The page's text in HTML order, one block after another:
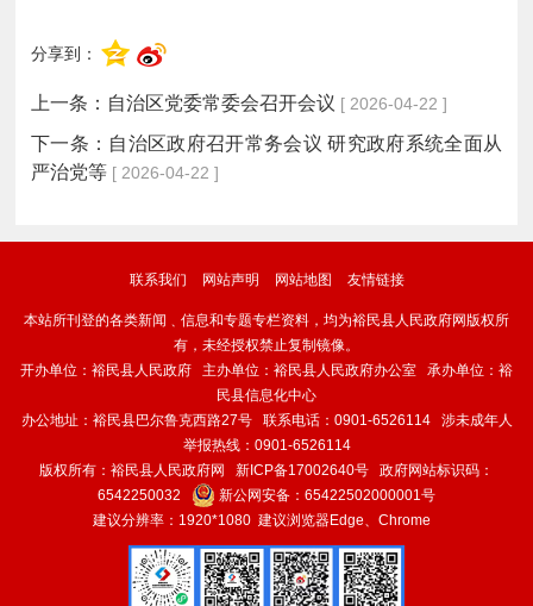
分享到：
上一条： 自治区党委常委会召开会议 [ 2026-04-22 ]
下一条： 自治区政府召开常务会议 研究政府系统全面从
严治党等 [ 2026-04-22 ]
联系我们 网站声明 网站地图 友情链接
本站所刊登的各类新闻﹑信息和专题专栏资料，均为裕民县人民政府网版权所
有，未经授权禁止复制镜像。
开办单位：裕民县人民政府 主办单位：裕民县人民政府办公室 承办单位：裕
民县信息化中心
办公地址：裕民县巴尔鲁克西路27号 联系电话：0901-6526114 涉未成年人
举报热线：0901-6526114
版权所有：裕民县人民政府网 新ICP备17002640号 政府网站标识码：
6542250032
新公网安备： 65422502000001号
建议分辨率：1920*1080 建议浏览器Edge、Chrome